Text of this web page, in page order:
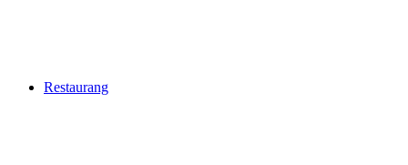
Restaurang